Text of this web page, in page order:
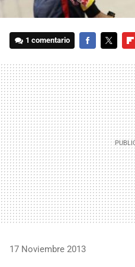
1 comentario
17 Noviembre 2013